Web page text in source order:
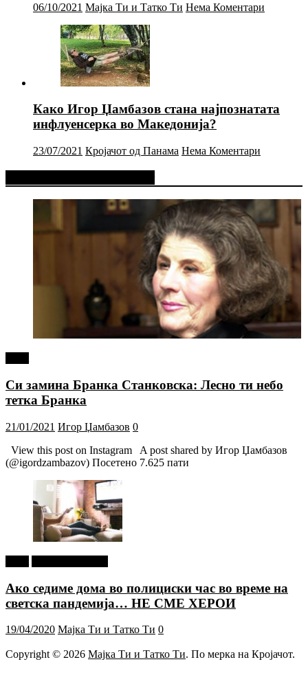
06/10/2021 Мајка Ти и Татко Ти Нема Коментари
Како Игор Џамбазов стана најпознатата
инфлуенсерка во Македонија?
23/07/2021 Кројачот од Панама Нема Коментари
Си замина Бранка Станковска: Лесно ти небо
тетка Бранка
21/01/2021 Игор Џамбазов 0
View this post on Instagram A post shared by Игор Џамбазов
(@igordzambazov) Посетено 7.625 пати
Ако седиме дома во полициски час во време на
светска пандемија… НЕ СМЕ ХЕРОИ
19/04/2020 Мајка Ти и Татко Ти 0
Copyright © 2026 Мајка Ти и Татко Ти. По мерка на Кројачот.